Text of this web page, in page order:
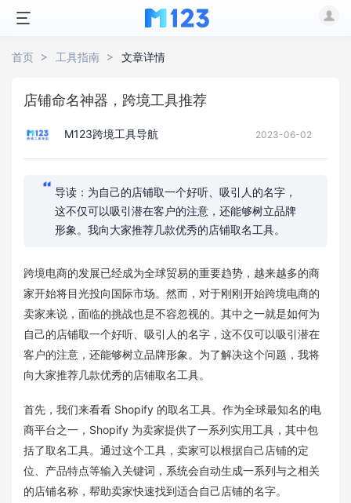
首页 工具指南 文章详情
店铺命名神器，跨境工具推荐
M123跨境工具导航 2023-06-02
导读：为自己的店铺取一个好听、吸引人的名字，
这不仅可以吸引潜在客户的注意，还能够树立品牌
形象。我向大家推荐几款优秀的店铺取名工具。
跨境电商的发展已经成为全球贸易的重要趋势，越来越多的商
家开始将目光投向国际市场。然而，对于刚刚开始跨境电商的
卖家来说，面临的挑战也是不容忽视的。其中之一就是如何为
自己的店铺取一个好听、吸引人的名字，这不仅可以吸引潜在
客户的注意，还能够树立品牌形象。为了解决这个问题，我将
向大家推荐几款优秀的店铺取名工具。
首先，我们来看看 Shopify 的取名工具。作为全球最知名的电
商平台之一，Shopify 为卖家提供了一系列实用工具，其中包
括了取名工具。通过这个工具，卖家可以根据自己店铺的定
位、产品特点等输入关键词，系统会自动生成一系列与之相关
的店铺名称，帮助卖家快速找到适合自己店铺的名字。